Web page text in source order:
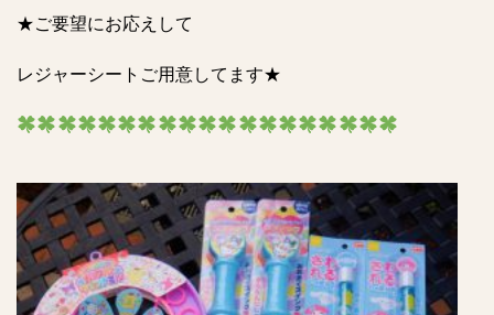
★ご要望にお応えして
レジャーシートご用意してます★